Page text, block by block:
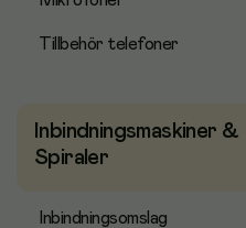
Tillbehör telefoner
Inbindningsmaskiner &
Spiraler
Inbindningsomslag